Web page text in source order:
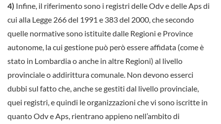
4) Infine, il riferimento sono i registri delle Odv e delle Aps di
cui alla Legge 266 del 1991 e 383 del 2000, che secondo
quelle normative sono istituite dalle Regioni e Province
autonome, la cui gestione può però essere affidata (come è
stato in Lombardia o anche in altre Regioni) al livello
provinciale o addirittura comunale. Non devono esserci
dubbi sul fatto che, anche se gestiti dal livello provinciale,
quei registri, e quindi le organizzazioni che vi sono iscritte in
quanto Odv e Aps, rientrano appieno nell’ambito di